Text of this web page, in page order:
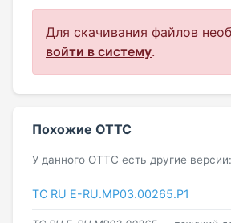
Для скачивания файлов
войти в систему.
Похожие ОТТС
У данного ОТТС есть другие версии:
ТС RU Е-RU.МР03.00265.Р1